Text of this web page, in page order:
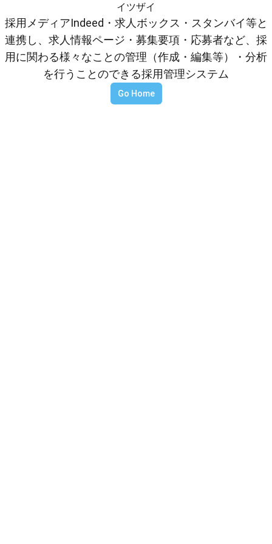
イツザイ
採用メディアIndeed・求人ボックス・スタンバイ等と
連携し、求人情報ページ・募集要項・応募者など、採
用に関わる様々なことの管理（作成・編集等）・分析
を行うことのできる採用管理システム
Go Home